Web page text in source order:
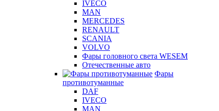
IVECO
MAN
MERCEDES
RENAULT
SCANIA
VOLVO
Фары головного света WESEM
Отечественные авто
Фары
противотуманные
DAF
IVECO
MAN